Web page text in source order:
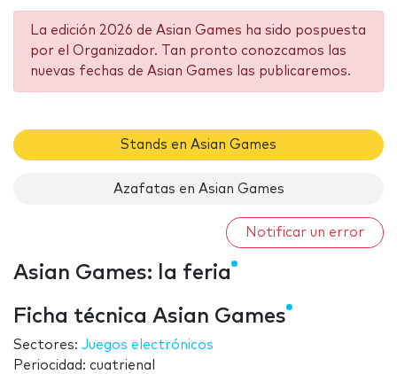
La edición 2026 de Asian Games ha sido pospuesta
por el Organizador. Tan pronto conozcamos las
nuevas fechas de Asian Games las publicaremos.
Stands en Asian Games
Azafatas en Asian Games
Notificar un error
Asian Games: la feria
Ficha técnica Asian Games
Sectores: Juegos electrónicos
Periocidad: cuatrienal